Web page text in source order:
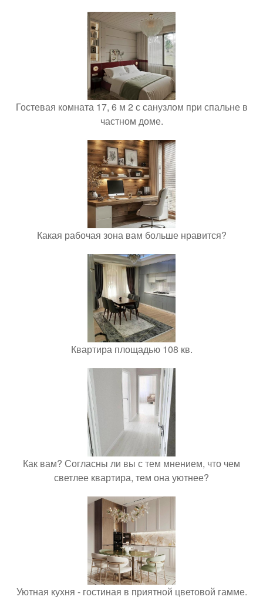
Гостевая комната 17, 6 м 2 с санузлом при спальне в
частном доме.
Какая рабочая зона вам больше нравится?
Квартира площадью 108 кв.
Как вам? Согласны ли вы с тем мнением, что чем
светлее квартира, тем она уютнее?
Уютная кухня - гостиная в приятной цветовой гамме.